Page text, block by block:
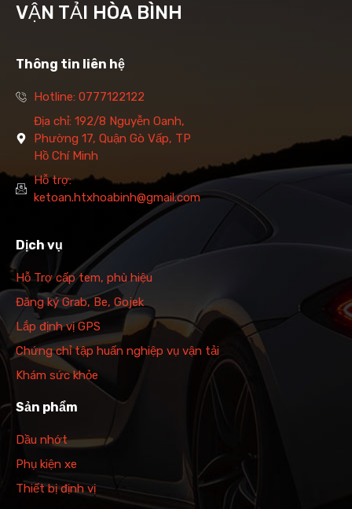
VẬN TẢI HÒA BÌNH
Thông tin liên hệ
Hotline: 0777122122
Địa chỉ: 192/8 Nguyễn Oanh,
Phường 17, Quận Gò Vấp, TP
Hồ Chí Minh
Hỗ trợ:
ketoan.htxhoabinh@gmail.com
Dịch vụ
Hỗ Trợ cấp tem, phù hiệu
Đăng ký Grab, Be, Gojek
Lắp định vị GPS
Chứng chỉ tập huấn nghiệp vụ vận tải
Khám sức khỏe
Sản phẩm
Dầu nhớt
Phụ kiện xe
Thiết bị định vị